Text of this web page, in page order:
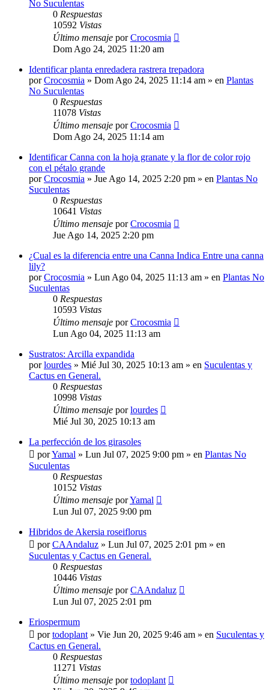
No Suculentas
0 Respuestas
10592 Vistas
Último mensaje porCrocosmia
Dom Ago 24, 2025 11:20 am
Identificar planta enredadera rastrera trepadora
porCrocosmia » Dom Ago 24, 2025 11:14 am » en Plantas
No Suculentas
0 Respuestas
11078 Vistas
Último mensaje porCrocosmia
Dom Ago 24, 2025 11:14 am
Identificar Canna con la hoja granate y la flor de color rojo
con el pétalo grande
porCrocosmia » Jue Ago 14, 2025 2:20 pm » en Plantas No
Suculentas
0 Respuestas
10641 Vistas
Último mensaje porCrocosmia
Jue Ago 14, 2025 2:20 pm
¿Cual es la diferencia entre una Canna Indica Entre una canna
lily?
porCrocosmia » Lun Ago 04, 2025 11:13 am » en Plantas No
Suculentas
0 Respuestas
10593 Vistas
Último mensaje porCrocosmia
Lun Ago 04, 2025 11:13 am
Sustratos: Arcilla expandida
porlourdes » Mié Jul 30, 2025 10:13 am » en Suculentas y
Cactus en General.
0 Respuestas
10998 Vistas
Último mensaje porlourdes
Mié Jul 30, 2025 10:13 am
La perfección de los girasoles
porYamal » Lun Jul 07, 2025 9:00 pm » en Plantas No
Suculentas
0 Respuestas
10152 Vistas
Último mensaje porYamal
Lun Jul 07, 2025 9:00 pm
Hibridos de Akersia roseiflorus
porCAAndaluz » Lun Jul 07, 2025 2:01 pm » en
Suculentas y Cactus en General.
0 Respuestas
10446 Vistas
Último mensaje porCAAndaluz
Lun Jul 07, 2025 2:01 pm
Eriospermum
portodoplant » Vie Jun 20, 2025 9:46 am » en Suculentas y
Cactus en General.
0 Respuestas
11271 Vistas
Último mensaje portodoplant